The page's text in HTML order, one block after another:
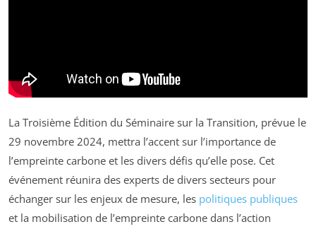
La Troisième Édition du Séminaire sur la Transition, prévue le
29 novembre 2024, mettra l’accent sur l’importance de
l’empreinte carbone et les divers défis qu’elle pose. Cet
événement réunira des experts de divers secteurs pour
échanger sur les enjeux de mesure, les politiques publiques
et la mobilisation de l’empreinte carbone dans l’action